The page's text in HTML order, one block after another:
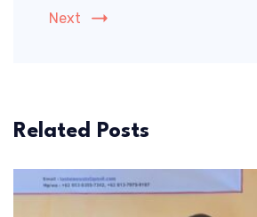
Next
Related Posts